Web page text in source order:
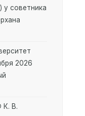
советника
2026
К. В.